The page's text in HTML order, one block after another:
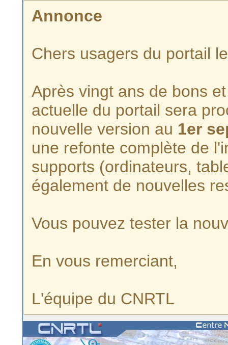
Annonce
Chers usagers du portail
Après vingt ans de bons
actuelle du portail sera
nouvelle version au 1er
une refonte complète de
supports (ordinateurs,
également de nouvelles
Vous pouvez tester la
En vous remerciant,
L'équipe du CNRTL